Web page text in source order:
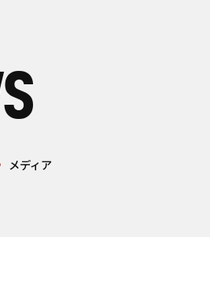
メディア